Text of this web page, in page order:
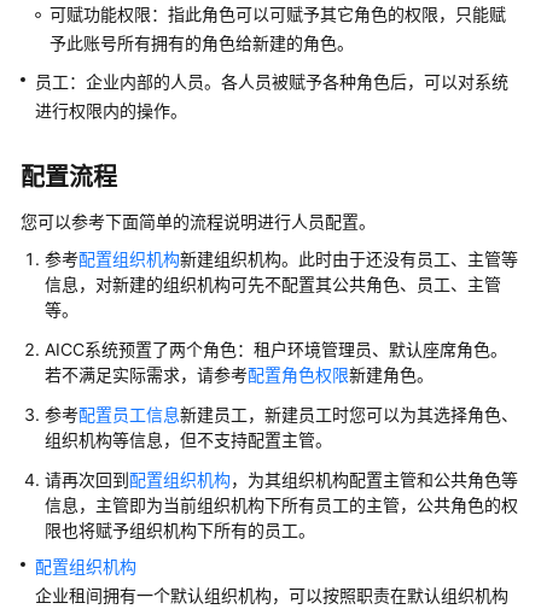
认
识
您
租
间
置
员
中
心
配
组
织
机
构
可赋功能权限：指此角色可以可赋予其它角色的权限，只能赋
予此账号所有拥有的角色给新建的角色。
员工：企业内部的人员。各人员被赋予各种角色后，可以对系统
进行权限内的操作。
配置流程
您可以参考下面简单的流程说明进行人员配置。
参考配置组织机构新建组织机构。此时由于还没有员工、主管等
信息，对新建的组织机构可先不配置其公共角色、员工、主管
等。
AICC系统预置了两个角色：租户环境管理员、默认座席角色。
若不满足实际需求，请参考配置角色权限新建角色。
参考配置员工信息新建员工，新建员工时您可以为其选择角色、
组织机构等信息，但不支持配置主管。
请再次回到配置组织机构，为其组织机构配置主管和公共角色等
信息，主管即为当前组织机构下所有员工的主管，公共角色的权
限也将赋予组织机构下所有的员工。
配置组织机构
企业租间拥有一个默认组织机构，可以按照职责在默认组织机构